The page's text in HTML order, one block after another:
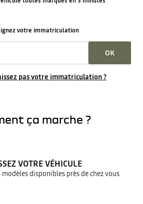
votre immatriculation
OK
pas votre immatriculation ?
ça marche ?
VOTRE VÉHICULE
disponibles près de chez vous